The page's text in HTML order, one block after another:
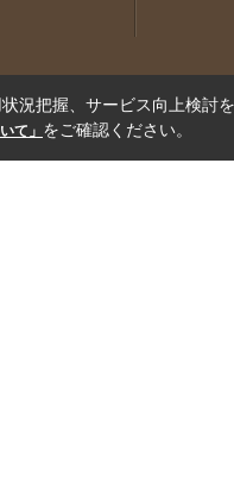
況把握、サービス向上検討
て」 をご確認ください。